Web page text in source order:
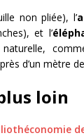
non pliée), l’
et l’
naturelle,
d’un mètre
loin